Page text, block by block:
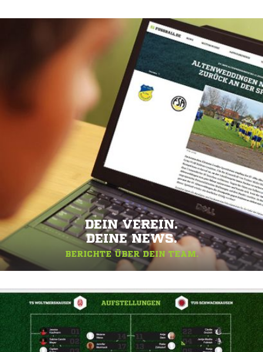
DEIN VEREIN.
DEINE NEWS.
BERICHTE ÜBER DEIN TEAM.